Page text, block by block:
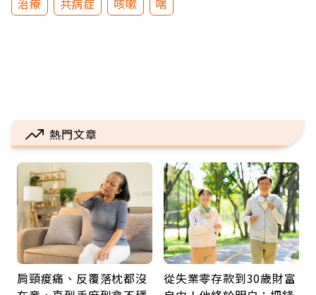
治療 共病症 咳嗽 喘
熱門文章
肩頸痠痛、反覆落枕都沒
從失業零存款到30歲財富